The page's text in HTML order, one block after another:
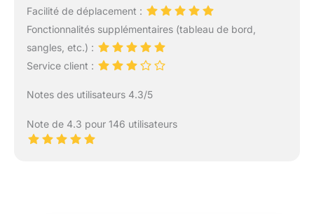
Facilité de déplacement :
Fonctionnalités supplémentaires (tableau de bord,
sangles, etc.) :
Service client :
Notes des utilisateurs 4.3/5
Note de 4.3 pour 146 utilisateurs